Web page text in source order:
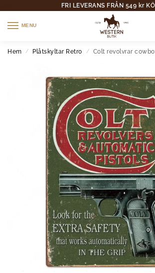
FRI LEVERANS FRÅN 549 kr
MENU
Hem / Plåtskyltar Retro / Colt revolvrar